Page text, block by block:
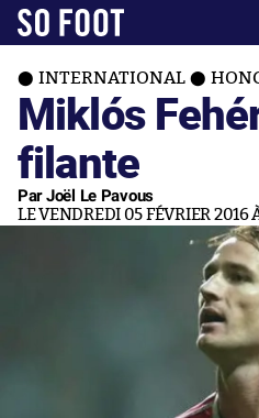
INTERNATIONAL
Miklós
filante
Par Joël Le Pavous
LE VENDREDI 05 FÉVRIER 2016